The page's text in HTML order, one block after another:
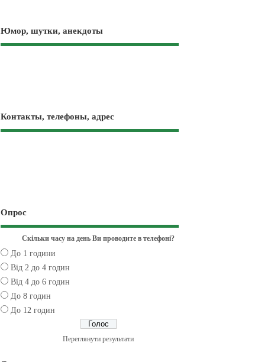
Юмор, шутки, анекдоты
Контакты, телефоны, адрес
Опрос
Скільки часу на день Ви проводите в телефоні?
До 1 години
Від 2 до 4 годин
Від 4 до 6 годин
До 8 годин
До 12 годин
Переглянути результати